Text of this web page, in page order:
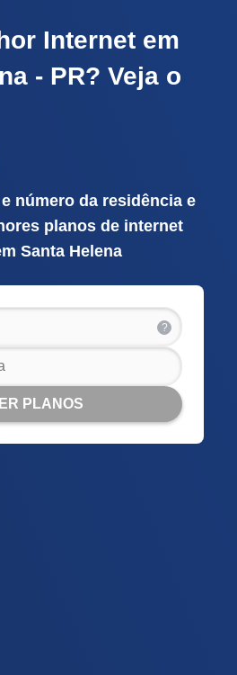
Internet em
- PR? Veja o
número da residência e
planos de internet
Santa Helena
?
PLANOS